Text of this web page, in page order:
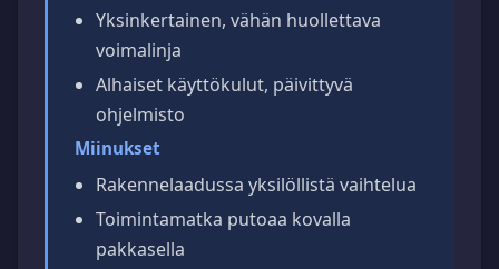
Yksinkertainen, vähän huollettava
voimalinja
Alhaiset käyttökulut, päivittyvä
ohjelmisto
Miinukset
Rakennelaadussa yksilöllistä vaihtelua
Toimintamatka putoaa kovalla
pakkasella